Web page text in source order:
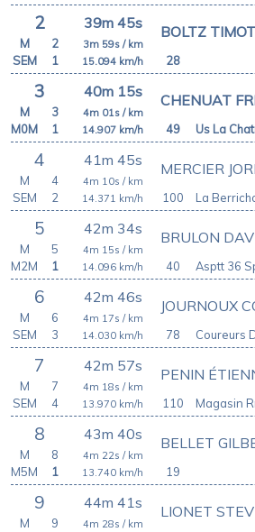
2 39m 45s
28
BOLTZ
3m 59s / km
15.094 km/h
M
2
SEM
1
3 40m 15s
49
CHENUAT
4m 01s / km
14.907 km/h
M
3
M0M
1 Us La
4 41m 45s
100
MERCIER
4m 10s / km
14.371 km/h
M
4
SEM
2 La
5 42m 34s
40
BRULON
4m 15s / km
14.096 km/h
M
5
M2M
1 Asptt 36
6 42m 46s
78
JOURNOUX
4m 17s / km
14.030 km/h
M
6
SEM
3 Coureurs
7 42m 57s
110
PENIN
4m 18s / km
13.970 km/h
M
7
SEM
4 Magasin
8 43m 40s
19
BELLET
4m 22s / km
13.740 km/h
M
8
M5M
1
9 44m 41s LIONET
4m 28s / km
M
9